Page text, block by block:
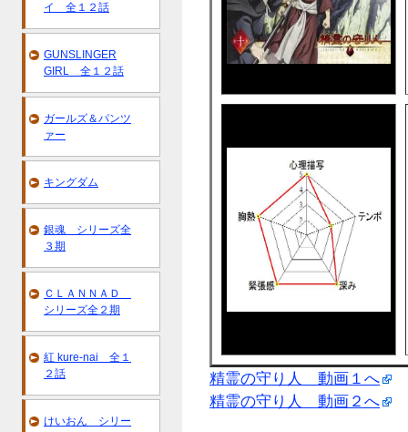
精霊の守り人 動画１へ
精霊の守り人 動画２へ
イ 全１２話
GUNSLINGER
GIRL 全１２話
ガールズ＆パンツ
ァー
キングダム
銀魂 シリーズ全
３期
ＣＬＡＮＮＡＤ
シリーズ全２期
紅 kure-nai 全１
２話
けいおん シリー